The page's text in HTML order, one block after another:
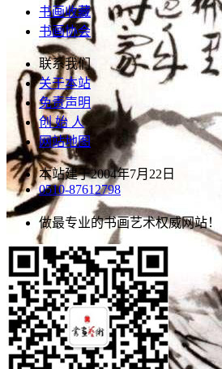
书画收藏
书画协会
联系我们
关于本站
免责声明
创 始 人
网站地图
本站建于2004年7月22日
0510-87612798
做最专业的书画艺术权威网站！